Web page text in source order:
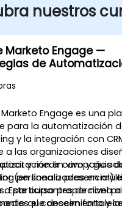
nuestros
Marketo Engage —
de
Engage es una
para la automatización
y la integración con
a las organizaciones
y medir campañas
personalizadas en
Este curso proporciona
el conocimiento y
en vivo y
(en línea o presencial)
a participantes de nivel
que deseen